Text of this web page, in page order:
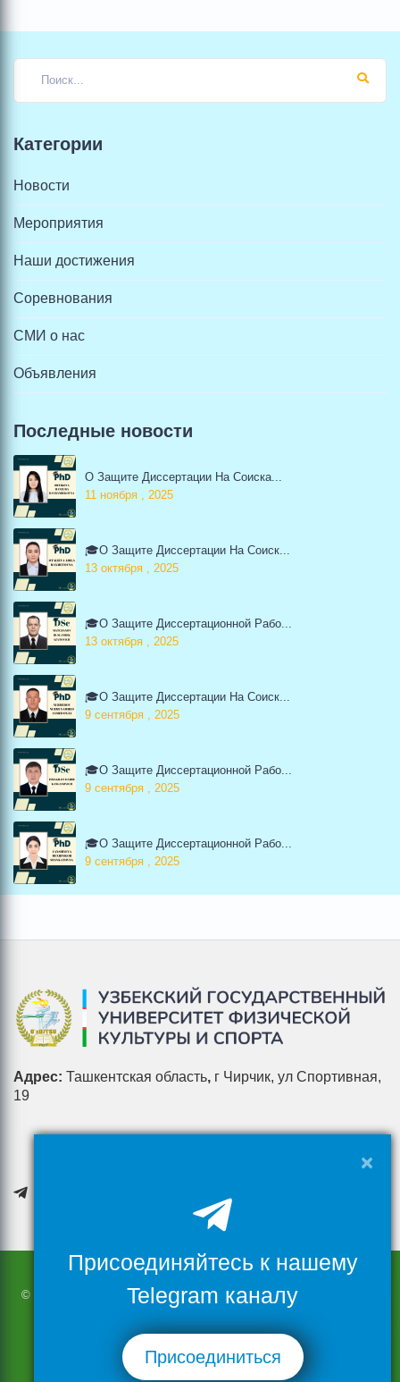
Категории
Новости
Мероприятия
Наши достижения
Соревнования
СМИ о нас
Объявления
Последные новости
О Защите Диссертации На Соиска...
11 ноября , 2025
🎓О Защите Диссертации На Соиск...
13 октября , 2025
🎓О Защите Диссертационной Рабо...
13 октября , 2025
🎓О Защите Диссертации На Соиск...
9 сентября , 2025
🎓О Защите Диссертационной Рабо...
9 сентября , 2025
🎓О Защите Диссертационной Рабо...
9 сентября , 2025
Адрес: Ташкентская область, г Чирчик, ул Спортивная,
19
© При использовании материалов сайта полностью или частично
© 2026 Узбекский государственный университет физической
культуры и спорта
×
Присоединяйтесь к нашему
Telegram каналу
Присоединиться